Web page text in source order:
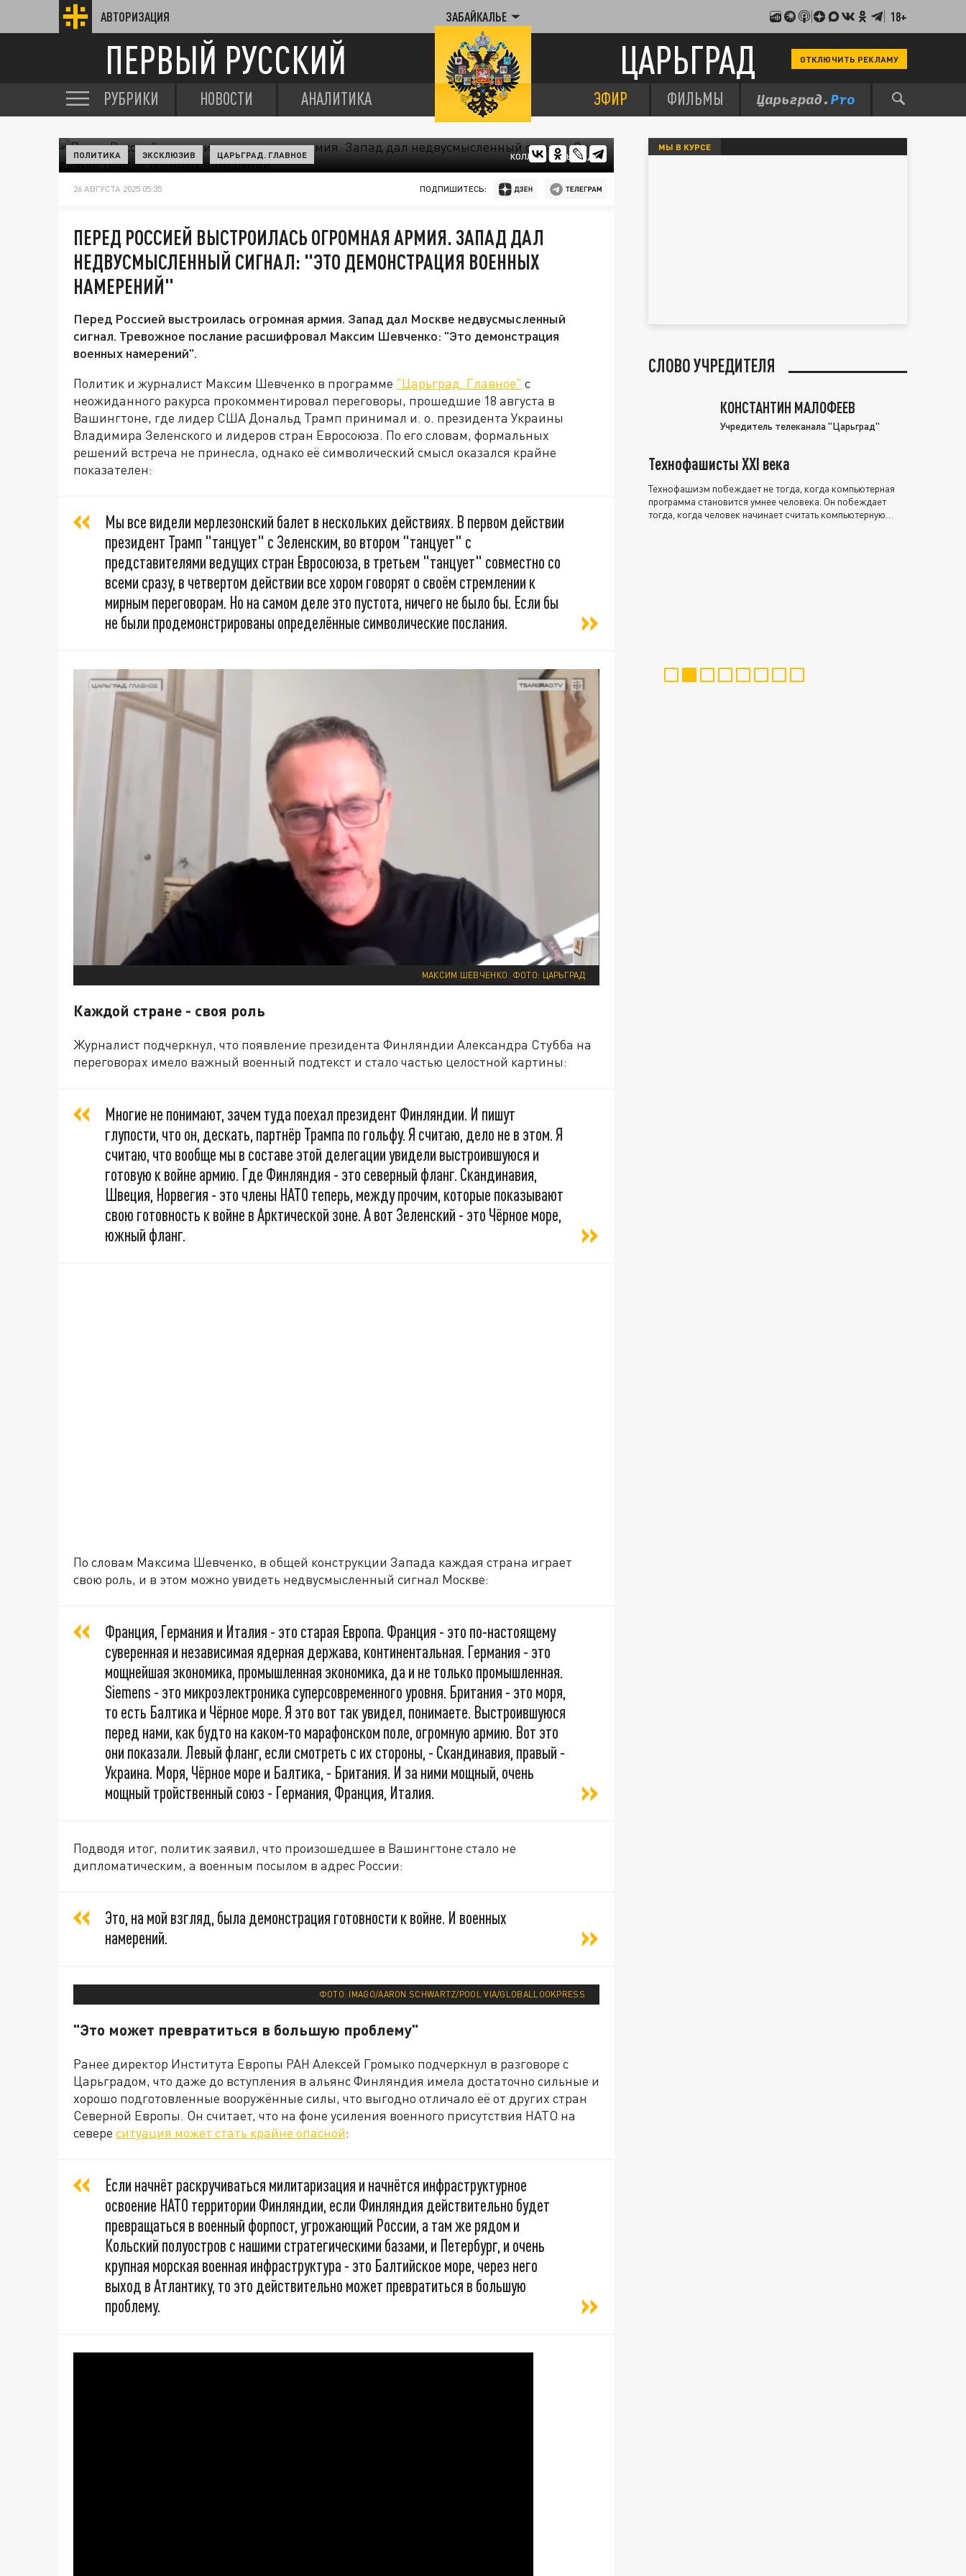
АВТОРИЗАЦИЯ ЗАБАЙКАЛЬЕ 18+
ПЕРВЫЙ РУССКИЙ ЦАРЬГРАД ОТКЛЮЧИТЬ РЕКЛАМУ
РУБРИКИ НОВОСТИ АНАЛИТИКА ЭФИР ФИЛЬМЫ
КОЛЛАЖ ЦАРЬГРАДА
ПОЛИТИКА ЭКСКЛЮЗИВ ЦАРЬГРАД. ГЛАВНОЕ
26 АВГУСТА 2025 05:35 ПОДПИШИТЕСЬ:
ПЕРЕД РОССИЕЙ ВЫСТРОИЛАСЬ ОГРОМНАЯ АРМИЯ. ЗАПАД ДАЛ
НЕДВУСМЫСЛЕННЫЙ СИГНАЛ: "ЭТО ДЕМОНСТРАЦИЯ ВОЕННЫХ
НАМЕРЕНИЙ"
Перед Россией выстроилась огромная армия. Запад дал Москве недвусмысленный
сигнал. Тревожное послание расшифровал Максим Шевченко: "Это демонстрация
военных намерений".
Политик и журналист Максим Шевченко в программе "Царьград. Главное" с
неожиданного ракурса прокомментировал переговоры, прошедшие 18 августа в
Вашингтоне, где лидер США Дональд Трамп принимал и. о. президента Украины
Владимира Зеленского и лидеров стран Евросоюза. По его словам, формальных
решений встреча не принесла, однако её символический смысл оказался крайне
показателен:
Мы все видели мерлезонский балет в нескольких действиях. В первом действии
президент Трамп "танцует" с Зеленским, во втором "танцует" с
представителями ведущих стран Евросоюза, в третьем "танцует" совместно со
всеми сразу, в четвертом действии все хором говорят о своём стремлении к
мирным переговорам. Но на самом деле это пустота, ничего не было бы. Если бы
не были продемонстрированы определённые символические послания.
МАКСИМ ШЕВЧЕНКО. ФОТО: ЦАРЬГРАД
Каждой стране - своя роль
Журналист подчеркнул, что появление президента Финляндии Александра Стубба на
переговорах имело важный военный подтекст и стало частью целостной картины:
Многие не понимают, зачем туда поехал президент Финляндии. И пишут
глупости, что он, дескать, партнёр Трампа по гольфу. Я считаю, дело не в этом. Я
считаю, что вообще мы в составе этой делегации увидели выстроившуюся и
готовую к войне армию. Где Финляндия - это северный фланг. Скандинавия,
Швеция, Норвегия - это члены НАТО теперь, между прочим, которые показывают
свою готовность к войне в Арктической зоне. А вот Зеленский - это Чёрное море,
южный фланг.
По словам Максима Шевченко, в общей конструкции Запада каждая страна играет
свою роль, и в этом можно увидеть недвусмысленный сигнал Москве:
Франция, Германия и Италия - это старая Европа. Франция - это по-настоящему
суверенная и независимая ядерная держава, континентальная. Германия - это
мощнейшая экономика, промышленная экономика, да и не только промышленная.
Siemens - это микроэлектроника суперсовременного уровня. Британия - это моря,
то есть Балтика и Чёрное море. Я это вот так увидел, понимаете. Выстроившуюся
перед нами, как будто на каком-то марафонском поле, огромную армию. Вот это
они показали. Левый фланг, если смотреть с их стороны, - Скандинавия, правый -
Украина. Моря, Чёрное море и Балтика, - Британия. И за ними мощный, очень
мощный тройственный союз - Германия, Франция, Италия.
Подводя итог, политик заявил, что произошедшее в Вашингтоне стало не
дипломатическим, а военным посылом в адрес России:
Это, на мой взгляд, была демонстрация готовности к войне. И военных
намерений.
ФОТО: IMAGO/AARON SCHWARTZ/POOL VIA/GLOBALLOOKPRESS
"Это может превратиться в большую проблему"
Ранее директор Института Европы РАН Алексей Громыко подчеркнул в разговоре с
Царьградом, что даже до вступления в альянс Финляндия имела достаточно сильные и
хорошо подготовленные вооружённые силы, что выгодно отличало её от других стран
Северной Европы. Он считает, что на фоне усиления военного присутствия НАТО на
севере ситуация может стать крайне опасной:
Если начнёт раскручиваться милитаризация и начнётся инфраструктурное
освоение НАТО территории Финляндии, если Финляндия действительно будет
превращаться в военный форпост, угрожающий России, а там же рядом и
Кольский полуостров с нашими стратегическими базами, и Петербург, и очень
крупная морская военная инфраструктура - это Балтийское море, через него
выход в Атлантику, то это действительно может превратиться в большую
проблему.
МЫ В КУРСЕ
СЛОВО УЧРЕДИТЕЛЯ
КОНСТАНТИН МАЛОФЕЕВ
Учредитель телеканала "Царьград"
Технофашисты XXI века
Технофашизм побеждает не тогда, когда компьютерная
программа становится умнее человека. Он побеждает
тогда, когда человек начинает считать компьютерную